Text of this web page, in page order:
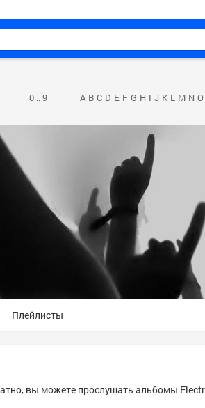
0 .. 9 A B C D E F G H I J K L M N O
Плейлисты
вы можете прослушать альбомы